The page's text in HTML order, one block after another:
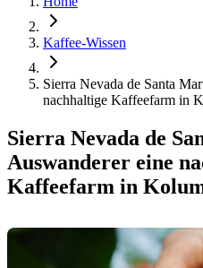
Kaffee-Wissen
Sierra Nevada de Santa
nachhaltige Kaffeefarm in
Sierra Nevada de
Auswanderer eine
Kaffeefarm in